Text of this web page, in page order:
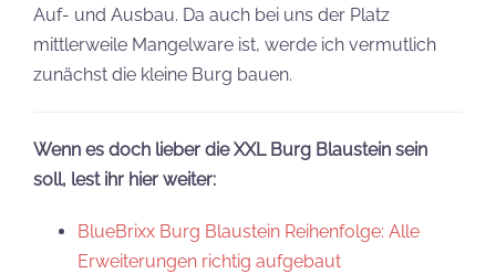
Auf- und Ausbau. Da auch bei uns der Platz
mittlerweile Mangelware ist, werde ich vermutlich
zunächst die kleine Burg bauen.
Wenn es doch lieber die XXL Burg Blaustein sein
soll, lest ihr hier weiter:
BlueBrixx Burg Blaustein Reihenfolge: Alle
Erweiterungen richtig aufgebaut